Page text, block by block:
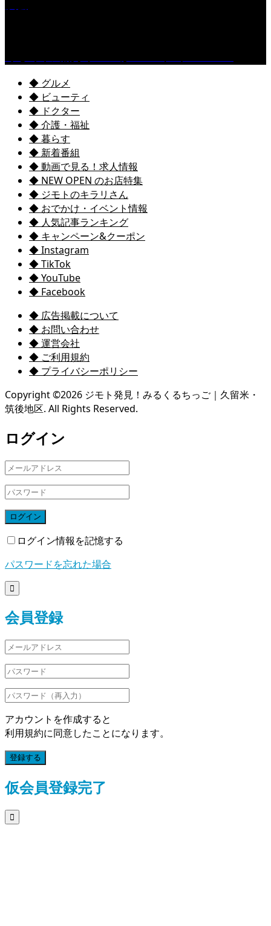
◆ グルメ
◆ ビューティ
◆ ドクター
◆ 介護・福祉
◆ 暮らす
◆ 新着番組
◆ 動画で見る！求人情報
◆ NEW OPEN のお店特集
◆ ジモトのキラリさん
◆ おでかけ・イベント情報
◆ 人気記事ランキング
◆ キャンペーン&クーポン
◆ Instagram
◆ TikTok
◆ YouTube
◆ Facebook
◆ 広告掲載について
◆ お問い合わせ
◆ 運営会社
◆ ご利用規約
◆ プライバシーポリシー
Copyright ©2026 ジモト発見！みるくるちっご｜久留米・
筑後地区. All Rights Reserved.
ログイン
ログイン
ログイン情報を記憶する
パスワードを忘れた場合

会員登録
アカウントを作成すると
利用規約に同意したことになります。
登録する
仮会員登録完了
